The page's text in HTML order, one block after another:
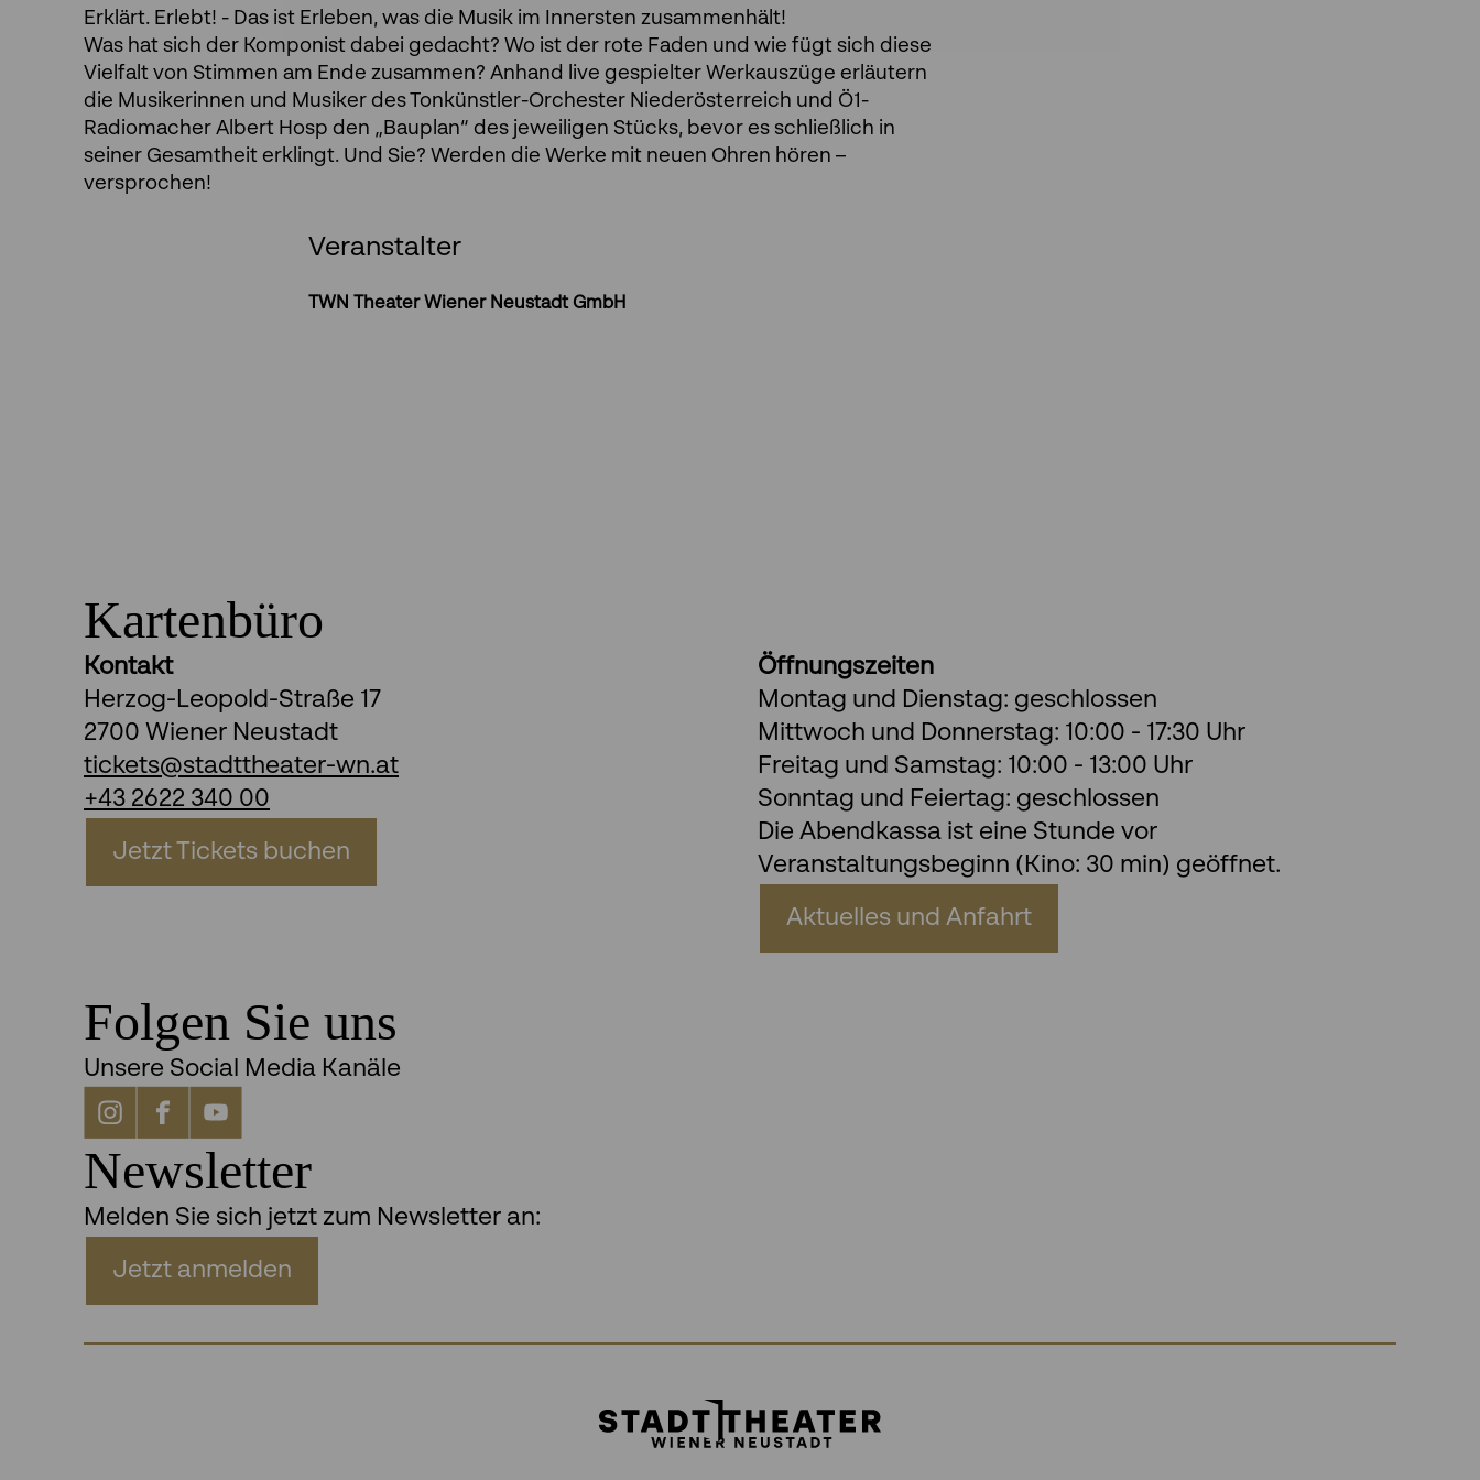
Erklärt. Erlebt! - Das ist Erleben, was die Musik im Innersten zusammenhält!
Was hat sich der Komponist dabei gedacht? Wo ist der rote Faden und wie fügt sich diese
Vielfalt von Stimmen am Ende zusammen? Anhand live gespielter Werkauszüge erläutern
die Musikerinnen und Musiker des Tonkünstler-Orchester Niederösterreich und Ö1-
Radiomacher Albert Hosp den „Bauplan“ des jeweiligen Stücks, bevor es schließlich in
seiner Gesamtheit erklingt. Und Sie? Werden die Werke mit neuen Ohren hören –
versprochen!
Veranstalter
TWN Theater Wiener Neustadt GmbH
Kartenbüro
Kontakt
Herzog-Leopold-Straße 17
2700 Wiener Neustadt
tickets@stadttheater-wn.at
+43 2622 340 00
Jetzt Tickets buchen
Öffnungszeiten
Montag und Dienstag: geschlossen
Mittwoch und Donnerstag: 10:00 - 17:30 Uhr
Freitag und Samstag: 10:00 - 13:00 Uhr
Sonntag und Feiertag: geschlossen
Die Abendkassa ist eine Stunde vor
Veranstaltungsbeginn (Kino: 30 min) geöffnet.
Aktuelles und Anfahrt
Folgen Sie uns
Unsere Social Media Kanäle
Newsletter
Melden Sie sich jetzt zum Newsletter an:
Jetzt anmelden